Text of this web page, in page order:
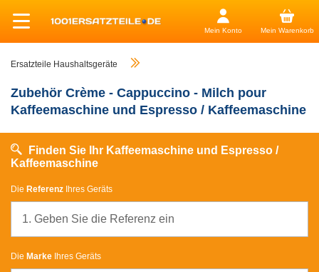
Mein Konto Mein Warenkorb
Ersatzteile Haushaltsgeräte
Zubehör Crème - Cappuccino - Milch pour
Kaffeemaschine und Espresso / Kaffeemaschine
Finden Sie Ihr Kaffeemaschine und Espresso /
Kaffeemaschine
Die Referenz Ihres Geräts
Die Marke Ihres Geräts